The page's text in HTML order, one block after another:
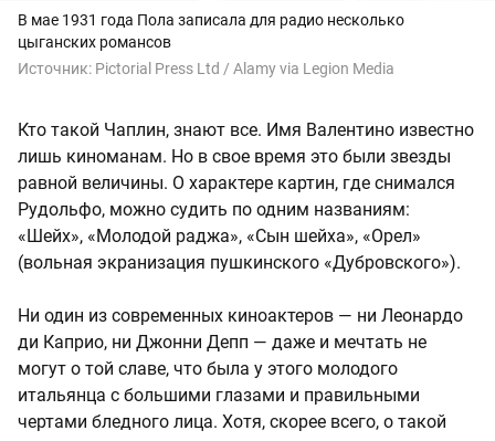
В мае 1931 года Пола записала для радио несколько
цыганских романсов
Источник: Pictorial Press Ltd / Alamy via Legion Media
Кто такой Чаплин, знают все. Имя Валентино известно
лишь киноманам. Но в свое время это были звезды
равной величины. О характере картин, где снимался
Рудольфо, можно судить по одним названиям:
«Шейх», «Молодой раджа», «Сын шейха», «Орел»
(вольная экранизация пушкинского «Дубровского»).
Ни один из современных киноактеров — ни Леонардо
ди Каприо, ни Джонни Депп — даже и мечтать не
могут о той славе, что была у этого молодого
итальянца с большими глазами и правильными
чертами бледного лица. Хотя, скорее всего, о такой